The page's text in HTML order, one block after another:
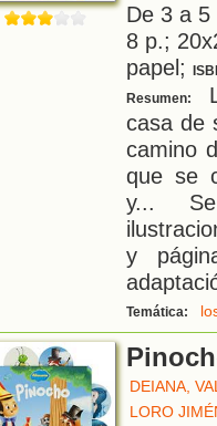
De 3 a
8 p.;
papel;
Resumen:
casa de
camino
que se
y... Se
y
Temática:
DEIANA,
LORO